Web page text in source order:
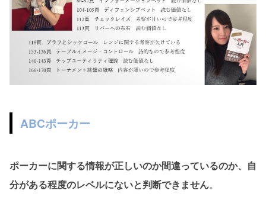
ABCポーカー
ポーカーに関する情報が正しいのか間違っているのか、自
分がある程度のレベルにないと判断できません。